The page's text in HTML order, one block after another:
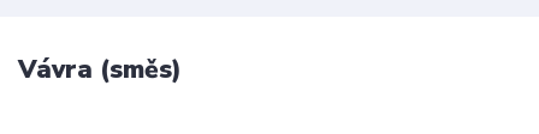
Vávra (směs)